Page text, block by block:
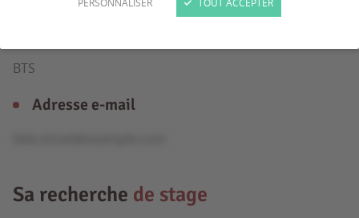
BTS
Adresse e-mail
Sa recherche de stage